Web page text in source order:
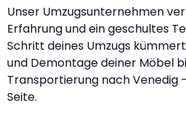
Unser Umzugsunternehmen
Erfahrung und ein geschultes
Schritt deines Umzugs
und Demontage deiner Möbel
Transportierung nach Venedig
Seite.